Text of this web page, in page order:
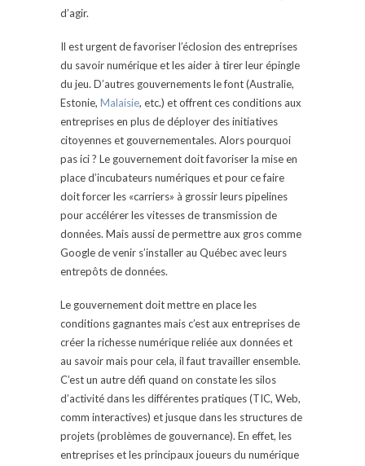
d’agir.
Il est urgent de favoriser l’éclosion des entreprises
du savoir numérique et les aider à tirer leur épingle
du jeu. D’autres gouvernements le font (Australie,
Estonie, Malaisie, etc.) et offrent ces conditions aux
entreprises en plus de déployer des initiatives
citoyennes et gouvernementales. Alors pourquoi
pas ici ? Le gouvernement doit favoriser la mise en
place d’incubateurs numériques et pour ce faire
doit forcer les «carriers» à grossir leurs pipelines
pour accélérer les vitesses de transmission de
données. Mais aussi de permettre aux gros comme
Google de venir s’installer au Québec avec leurs
entrepôts de données.
Le gouvernement doit mettre en place les
conditions gagnantes mais c’est aux entreprises de
créer la richesse numérique reliée aux données et
au savoir mais pour cela, il faut travailler ensemble.
C’est un autre défi quand on constate les silos
d’activité dans les différentes pratiques (TIC, Web,
comm interactives) et jusque dans les structures de
projets (problèmes de gouvernance). En effet, les
entreprises et les principaux joueurs du numérique